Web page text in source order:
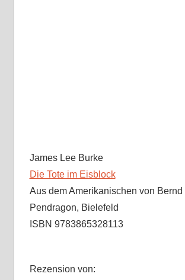
James Lee Burke
Die Tote im Eisblock
Aus dem Amerikanischen von Bernd
Pendragon, Bielefeld
ISBN 9783865328113
Rezension von: